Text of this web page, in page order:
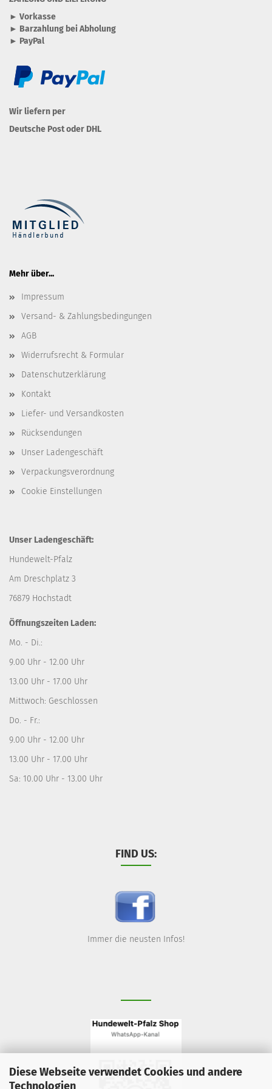
Diese Webseite verwendet Cookies und andere
Technologien
► Vorkasse
► Barzahlung bei Abholung
► PayPal
Wir liefern per
Deutsche Post oder DHL
Mehr über...
Impressum
Versand- & Zahlungsbedingungen
AGB
Widerrufsrecht & Formular
Datenschutzerklärung
Kontakt
Liefer- und Versandkosten
Rücksendungen
Unser Ladengeschäft
Verpackungsverordnung
Cookie Einstellungen
Unser Ladengeschäft:
Hundewelt-Pfalz
Am Dreschplatz 3
76879 Hochstadt
Öffnungszeiten Laden:
Mo. - Di.:
9.00 Uhr - 12.00 Uhr
13.00 Uhr - 17.00 Uhr
Mittwoch: Geschlossen
Do. - Fr.:
9.00 Uhr - 12.00 Uhr
13.00 Uhr - 17.00 Uhr
Sa: 10.00 Uhr - 13.00 Uhr
FIND US:
Immer die neusten Infos!